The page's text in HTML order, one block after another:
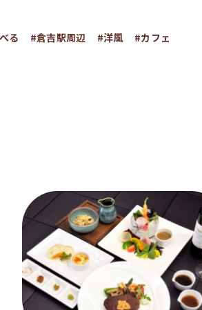
る #倉吉駅周辺 #洋風 #カフェ